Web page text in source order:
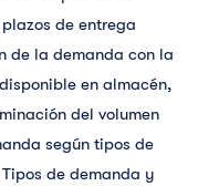
de entrega
de la demanda con la
en almacén,
del volumen
según tipos de
de demanda y